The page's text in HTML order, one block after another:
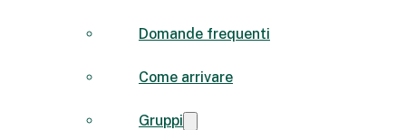
Domande frequenti
Come arrivare
Gruppi